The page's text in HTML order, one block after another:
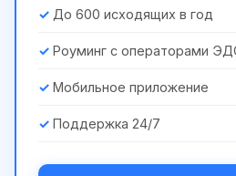
До 600 исходящих в год
Роуминг с операторами
Мобильное приложение
Поддержка 24/7